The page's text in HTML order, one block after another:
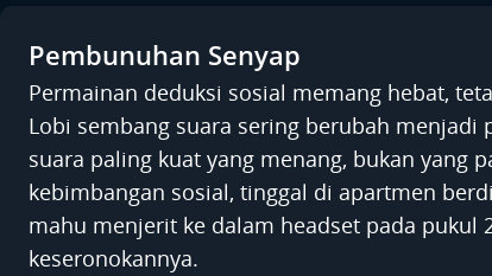
Pembunuhan Senyap
Permainan deduksi sosial memang hebat,
Lobi sembang suara sering berubah menjadi
suara paling kuat yang menang, bukan yang
kebimbangan sosial, tinggal di apartmen
mahu menjerit ke dalam headset pada pukul
keseronokannya.